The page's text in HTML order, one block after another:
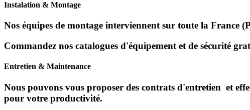
Instalation & Montage
Nos équipes de montage interviennent sur toute la France
Commandez nos catalogues d'équipement et de sécurité
Entretien & Maintenance
Nous pouvons vous proposer des contrats d'entretien et
pour votre productivité.